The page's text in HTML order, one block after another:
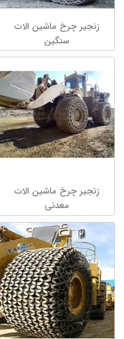
زنجیر چرخ ماشین الات
سنگین
زنجیر چرخ ماشین الات
معدنی